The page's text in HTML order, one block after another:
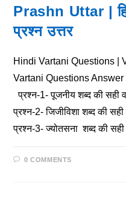
Prashn Uttar |
प्रश्न उत्तर
Hindi Vartani Questions |
Vartani Questions Answer |
प्रश्न-1- पूजनीय शब्द की सही
प्रश्न-2- जिजीविशा शब्द की सही
प्रश्न-3- ज्योतसना शब्द की
0 COMMENTS